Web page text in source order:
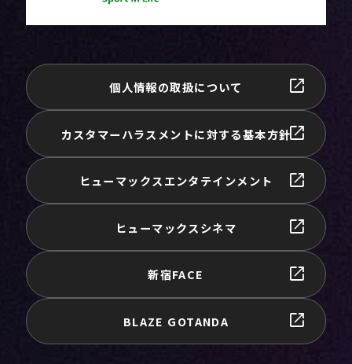
個人情報の取扱について
カスタマーハラスメントに対する基本方針
ヒューマックスエンタテインメント
ヒューマックスシネマ
新宿FACE
BLAZE GOTANDA